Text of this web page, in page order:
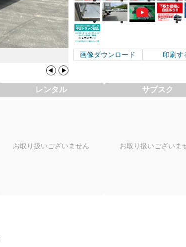
画像ダウンロード 印刷す
レンタル
お取り扱いございません
サブスク
お取り扱いございま